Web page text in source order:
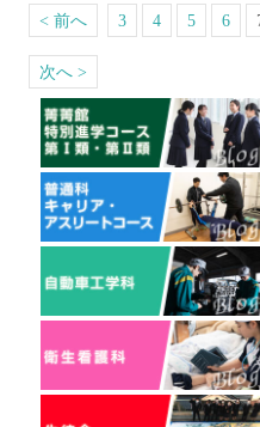
< 前へ 3 4 5 6
次へ >